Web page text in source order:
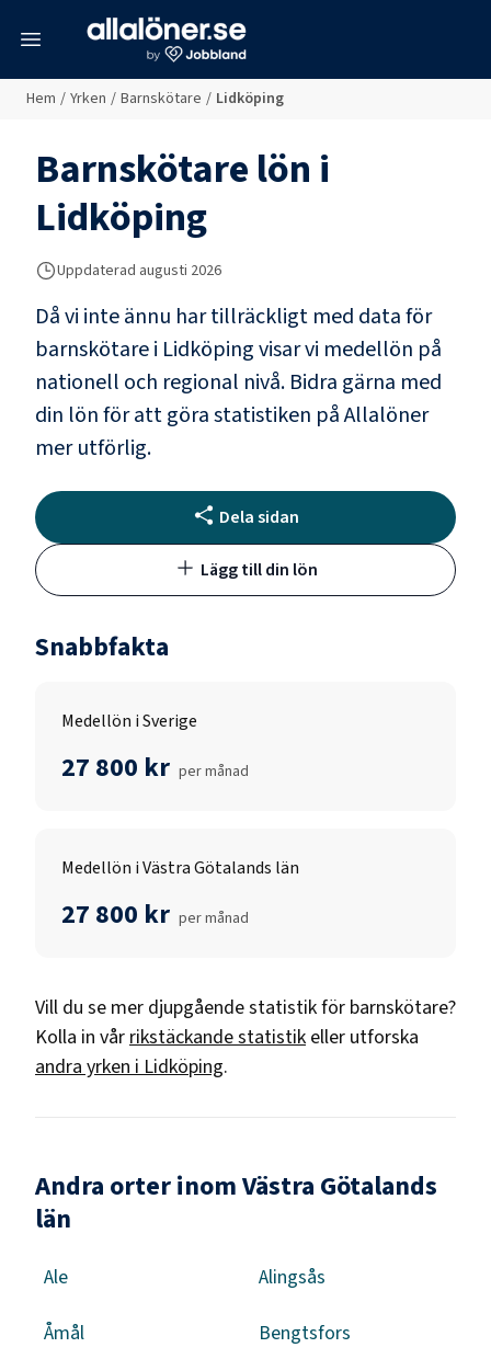
Hem / Yrken / Barnskötare / Lidköping
Barnskötarelön i
Lidköping
Uppdaterad augusti 2026
Då vi inte ännu har tillräckligt med data för
barnskötarei Lidköpingvisar vi medellön på
nationell och regional nivå. Bidra gärna med
din lön för att göra statistiken på Allalöner
mer utförlig.
Dela sidan
Lägg till din lön
Snabbfakta
Medellön i Sverige
27 800 kr per månad
Medellön i Västra Götalands län
27 800 kr per månad
Vill du se mer djupgående statistik för barnskötare?
Kolla in vår rikstäckande statistik eller utforska
andra yrken i Lidköping.
Andra orter inom Västra Götalands
län
Ale Alingsås
Åmål Bengtsfors